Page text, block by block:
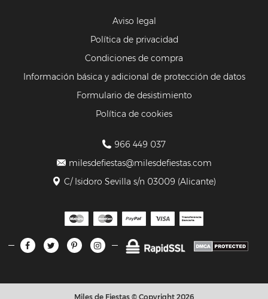
Aviso legal
Política de privacidad
Condiciones de compra
Información básica y adicional de protección de datos
Formulario de desistimiento
Política de cookies
966 449 037
milesdefiestas@milesdefiestas.com
C/ Isidoro Sevilla s/n 03009 (Alicante)
Miles de Fiestas © Copyright 2026